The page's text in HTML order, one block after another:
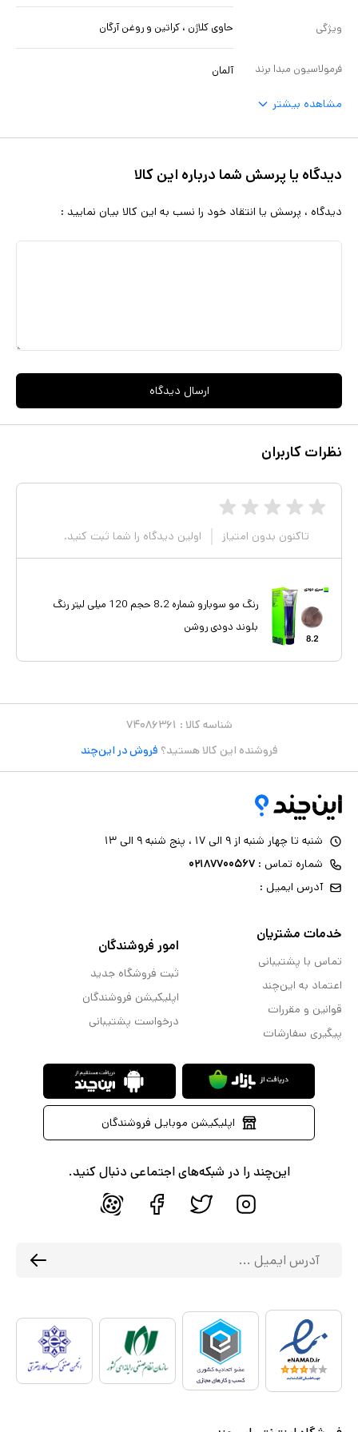
ویژگی حاوی کلاژن ، کراتین و روغن آرگان
فرمولاسیون مبدا برند آلمان
مشاهده بیشتر
دیدگاه یا پرسش شما درباره این کالا
دیدگاه ، پرسش یا انتقاد خود را نسب به این کالا بیان نمایید :
ارسال دیدگاه
نظرات کاربران
تاکنون بدون امتیاز اولین دیدگاه را شما ثبت کنید.
رنگ مو سوبارو شماره 8.2 حجم 120 میلی لیتر رنگ
بلوند دودی روشن
شناسه کالا : ۷۴۰۸۶۳۶۱
فروشنده این کالا هستید؟ فروش در این‌چند
شنبه تا چهار شنبه از ۹ الی ۱۷ ، پنج شنبه ۹ الی ۱۳
شماره تماس : ۰۲۱۸۷۷۰۰۵۶۷
آدرس ایمیل :
خدمات مشتریان
تماس با پشتیبانی
اعتماد به این‌چند
قوانین و مقررات
پیگیری سفارشات
امور فروشندگان
ثبت فروشگاه جدید
اپلیکیشن فروشندگان
درخواست پشتیبانی
اپلیکیشن موبایل فروشندگان
این‌چند را در شبکه‌های اجتماعی دنبال کنید.